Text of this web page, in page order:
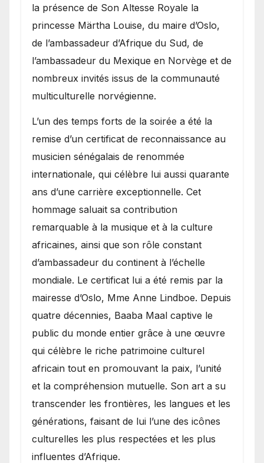
la présence de Son Altesse Royale la
princesse Märtha Louise, du maire d’Oslo,
de l’ambassadeur d’Afrique du Sud, de
l’ambassadeur du Mexique en Norvège et de
nombreux invités issus de la communauté
multiculturelle norvégienne.
​L’un des temps forts de la soirée a été la
remise d’un certificat de reconnaissance au
musicien sénégalais de renommée
internationale, qui célèbre lui aussi quarante
ans d’une carrière exceptionnelle. Cet
hommage saluait sa contribution
remarquable à la musique et à la culture
africaines, ainsi que son rôle constant
d’ambassadeur du continent à l’échelle
mondiale. Le certificat lui a été remis par la
mairesse d’Oslo, Mme Anne Lindboe. Depuis
quatre décennies, Baaba Maal captive le
public du monde entier grâce à une œuvre
qui célèbre le riche patrimoine culturel
africain tout en promouvant la paix, l’unité
et la compréhension mutuelle. Son art a su
transcender les frontières, les langues et les
générations, faisant de lui l’une des icônes
culturelles les plus respectées et les plus
influentes d’Afrique.